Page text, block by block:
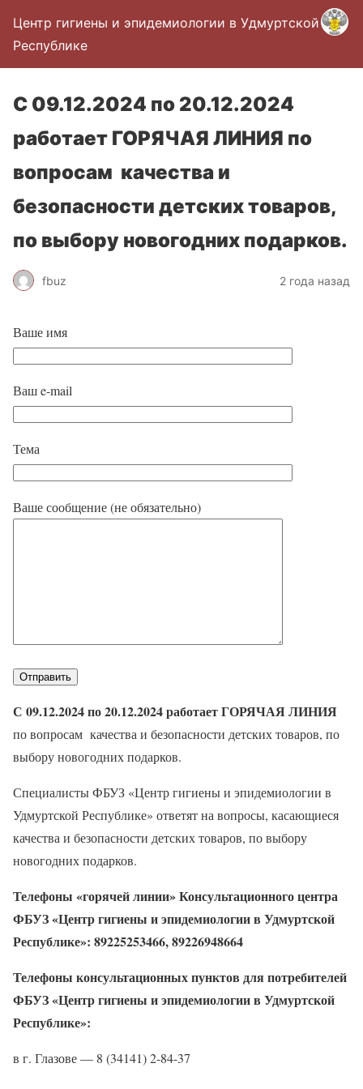
Центр гигиены и эпидемиологии в Удмуртской
Республике
С 09.12.2024 по 20.12.2024
работает ГОРЯЧАЯ ЛИНИЯ по
вопросам качества и
безопасности детских товаров,
по выбору новогодних подарков.
fbuz 2 года назад
Ваше имя
Ваш e-mail
Тема
Ваше сообщение (не обязательно)
С 09.12.2024 по 20.12.2024 работает ГОРЯЧАЯ ЛИНИЯ
по вопросам качества и безопасности детских товаров, по
выбору новогодних подарков.
Специалисты ФБУЗ «Центр гигиены и эпидемиологии в
Удмуртской Республике» ответят на вопросы, касающиеся
качества и безопасности детских товаров, по выбору
новогодних подарков.
Телефоны «горячей линии» Консультационного центра
ФБУЗ «Центр гигиены и эпидемиологии в Удмуртской
Республике»: 89225253466, 89226948664
Телефоны консультационных пунктов для потребителей
ФБУЗ «Центр гигиены и эпидемиологии в Удмуртской
Республике»:
в г. Глазове — 8 (34141) 2-84-37